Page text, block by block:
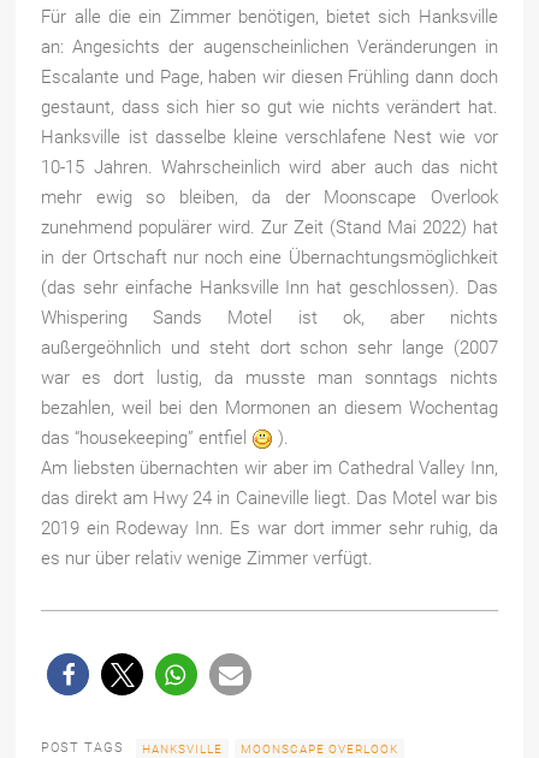
Für alle die ein Zimmer benötigen, bietet sich Hanksville
an: Angesichts der augenscheinlichen Veränderungen in
Escalante und Page, haben wir diesen Frühling dann doch
gestaunt, dass sich hier so gut wie nichts verändert hat.
Hanksville ist dasselbe kleine verschlafene Nest wie vor
10-15 Jahren. Wahrscheinlich wird aber auch das nicht
mehr ewig so bleiben, da der Moonscape Overlook
zunehmend populärer wird. Zur Zeit (Stand Mai 2022) hat
in der Ortschaft nur noch eine Übernachtungsmöglichkeit
(das sehr einfache Hanksville Inn hat geschlossen). Das
Whispering Sands Motel ist ok, aber nichts
außergeöhnlich und steht dort schon sehr lange (2007
war es dort lustig, da musste man sonntags nichts
bezahlen, weil bei den Mormonen an diesem Wochentag
das “housekeeping” entfiel
).
Am liebsten übernachten wir aber im Cathedral Valley Inn,
das direkt am Hwy 24 in Caineville liegt. Das Motel war bis
2019 ein Rodeway Inn. Es war dort immer sehr ruhig, da
es nur über relativ wenige Zimmer verfügt.
POST TAGS HANKSVILLE MOONSCAPE OVERLOOK